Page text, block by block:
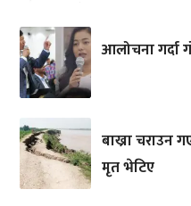
आलोचना गर्दा
बाख्रा चराउन
मृत भेटिए